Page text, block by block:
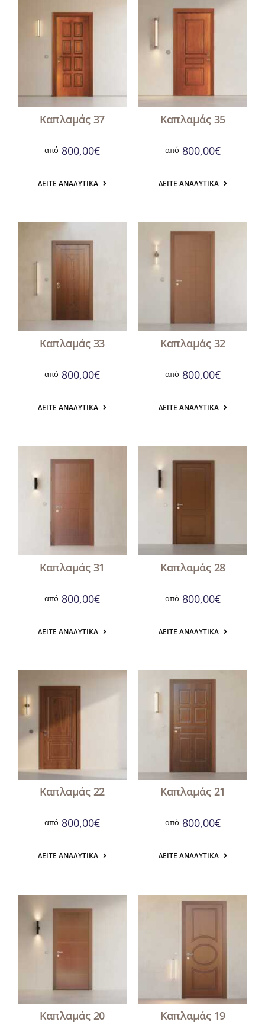
Καπλαμάς 37
από 800,00€
ΔΕΊΤΕ ΑΝΑΛΥΤΙΚΆ
Καπλαμάς 35
από 800,00€
ΔΕΊΤΕ ΑΝΑΛΥΤΙΚΆ
Καπλαμάς 33
από 800,00€
ΔΕΊΤΕ ΑΝΑΛΥΤΙΚΆ
Καπλαμάς 32
από 800,00€
ΔΕΊΤΕ ΑΝΑΛΥΤΙΚΆ
Καπλαμάς 31
από 800,00€
ΔΕΊΤΕ ΑΝΑΛΥΤΙΚΆ
Καπλαμάς 28
από 800,00€
ΔΕΊΤΕ ΑΝΑΛΥΤΙΚΆ
Καπλαμάς 22
από 800,00€
ΔΕΊΤΕ ΑΝΑΛΥΤΙΚΆ
Καπλαμάς 21
από 800,00€
ΔΕΊΤΕ ΑΝΑΛΥΤΙΚΆ
Καπλαμάς 20 Καπλαμάς 19
Αναζήτηση